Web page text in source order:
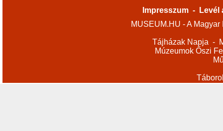
Impresszum -
Levél
MUSEUM.HU - A
Tájházak Napja -
Múzeumok Őszi